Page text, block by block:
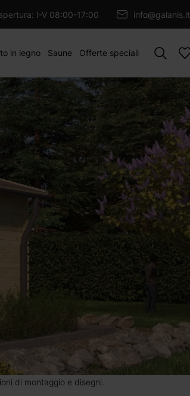
I-V 08:00-17:00 info@galanis.it
Cercare
in legno Saune Offerte speciali
di montaggio e disegni.